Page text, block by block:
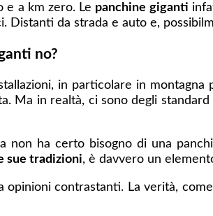
a km zero. Le panchine giganti
Distanti da strada e auto e,
no?
in particolare in
Ma in realtà, ci sono degli
non ha certo bisogno di una
sue tradizioni, è davvero un
opinioni contrastanti. La verità,